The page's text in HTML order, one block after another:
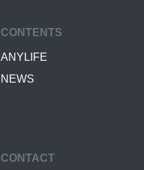
CONTENTS
ANYLIFE
NEWS
CONTACT